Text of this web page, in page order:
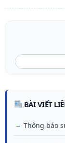
BÀI VIẾT
Thông báo